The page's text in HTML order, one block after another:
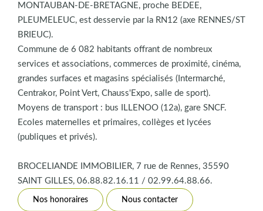
MONTAUBAN-DE-BRETAGNE, proche BEDEE,
PLEUMELEUC, est desservie par la RN12 (axe RENNES/ST
BRIEUC).
Commune de 6 082 habitants offrant de nombreux
services et associations, commerces de proximité, cinéma,
grandes surfaces et magasins spécialisés (Intermarché,
Centrakor, Point Vert, Chauss'Expo, salle de sport).
Moyens de transport : bus ILLENOO (12a), gare SNCF.
Ecoles maternelles et primaires, collèges et lycées
(publiques et privés).
BROCELIANDE IMMOBILIER, 7 rue de Rennes, 35590
SAINT GILLES, 06.88.82.16.11 / 02.99.64.88.66.
Nos honoraires Nous contacter